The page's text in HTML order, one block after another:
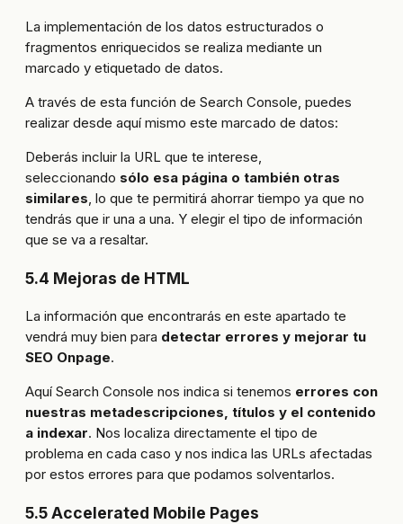
La implementación de los datos estructurados o
fragmentos enriquecidos se realiza mediante un
marcado y etiquetado de datos.
A través de esta función de Search Console, puedes
realizar desde aquí mismo este marcado de datos:
Deberás incluir la URL que te interese,
seleccionando sólo esa página o también otras
similares, lo que te permitirá ahorrar tiempo ya que no
tendrás que ir una a una. Y elegir el tipo de información
que se va a resaltar.
5.4 Mejoras de HTML
La información que encontrarás en este apartado te
vendrá muy bien para detectar errores y mejorar tu
SEO Onpage.
Aquí Search Console nos indica si tenemos errores con
nuestras metadescripciones, títulos y el contenido
a indexar. Nos localiza directamente el tipo de
problema en cada caso y nos indica las URLs afectadas
por estos errores para que podamos solventarlos.
5.5 Accelerated Mobile Pages